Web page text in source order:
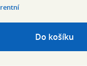
Do košíku